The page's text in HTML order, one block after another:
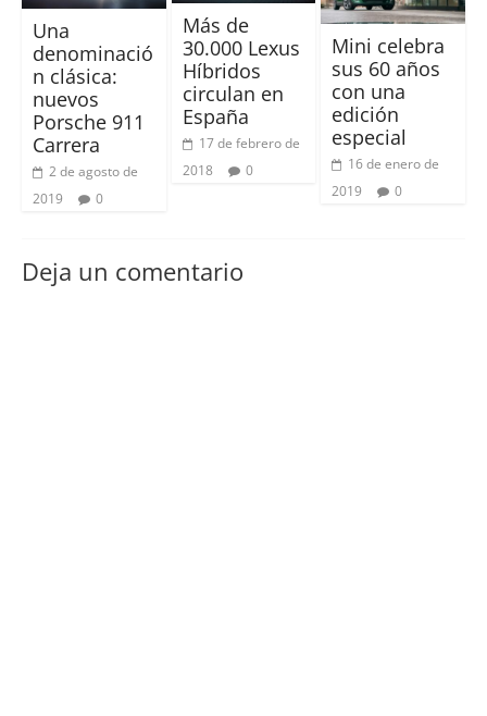
Una
denominació
n clásica:
nuevos
Porsche 911
Carrera
2 de agosto de
2019
0
Más de
30.000 Lexus
Híbridos
circulan en
España
17 de febrero de
2018
0
Mini celebra
sus 60 años
con una
edición
especial
16 de enero de
2019
0
Deja un comentario